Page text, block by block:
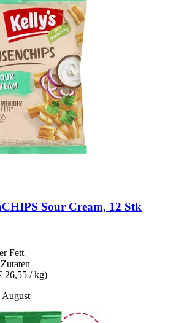
Sour Cream, 12 Stk
Fett
26,55 / kg)
August